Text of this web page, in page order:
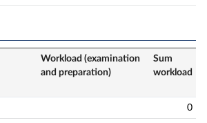
Workload (examination
and preparation)
Sum
workload
0